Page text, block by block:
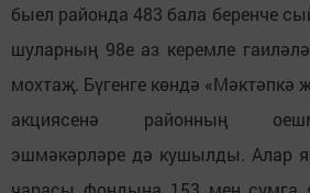
быел районда 483 бала беренче
шуларның 98е аз керемле
мохтаҗ. Бүгенге көндә «Мәктәпкә
акциясенә районның оешма-
эшмәкәрләре дә кушылды. Алар